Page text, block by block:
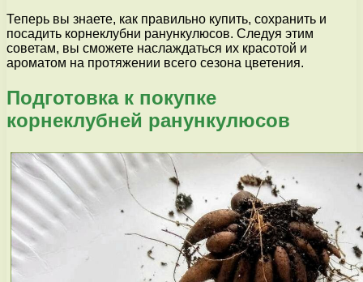
Теперь вы знаете, как правильно купить, сохранить и
посадить корнеклубни ранункулюсов. Следуя этим
советам, вы сможете наслаждаться их красотой и
ароматом на протяжении всего сезона цветения.
Подготовка к покупке
корнеклубней ранункулюсов